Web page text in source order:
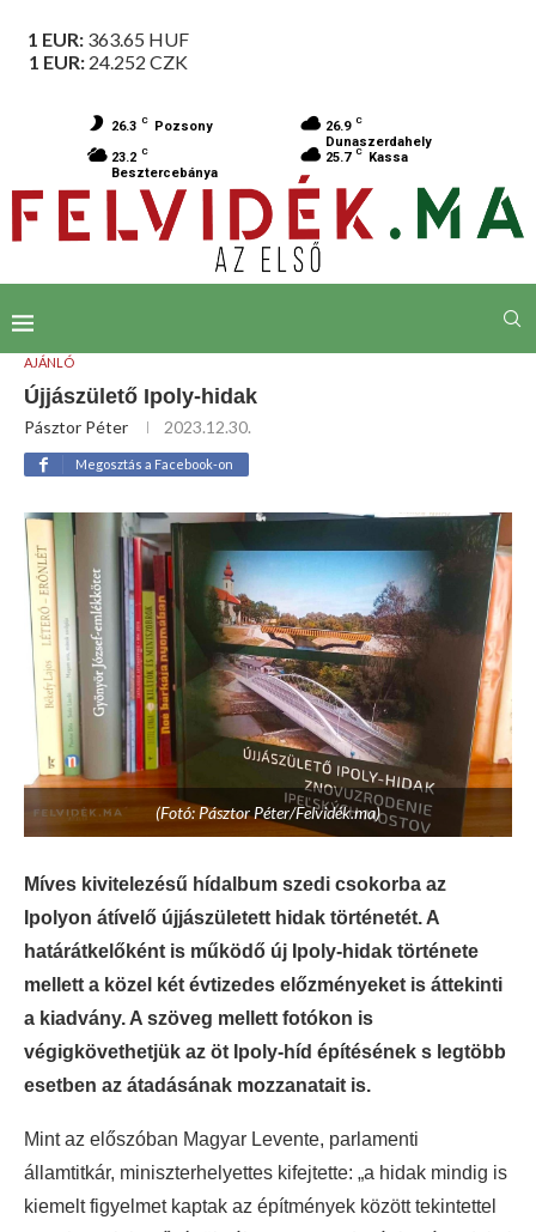
1 EUR: 363.65 HUF
1 EUR: 24.252 CZK
26.3 C Pozsony 26.9 C
Dunaszerdahely
23.2 C
Besztercebánya
25.7 C Kassa
AJÁNLÓ
Újjászülető Ipoly-hidak
Pásztor Péter 2023.12.30.
Megosztás a Facebook-on
(Fotó: Pásztor Péter/Felvidék.ma)
Míves kivitelezésű hídalbum szedi csokorba az
Ipolyon átívelő újjászületett hidak történetét. A
határátkelőként is működő új Ipoly-hidak története
mellett a közel két évtizedes előzményeket is áttekinti
a kiadvány. A szöveg mellett fotókon is
végigkövethetjük az öt Ipoly-híd építésének s legtöbb
esetben az átadásának mozzanatait is.
Mint az előszóban Magyar Levente, parlamenti
államtitkár, miniszterhelyettes kifejtette: „a hidak mindig is
kiemelt figyelmet kaptak az építmények között tekintettel